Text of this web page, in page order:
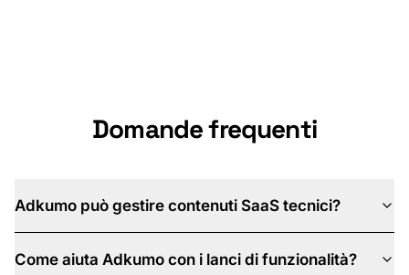
Domande frequenti
Adkumo può gestire contenuti SaaS tecnici?
Come aiuta Adkumo con i lanci di funzionalità?